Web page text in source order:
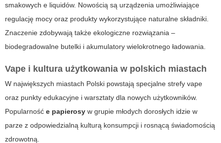
smakowych e liquidów. Nowością są urządzenia umożliwiające
regulację mocy oraz produkty wykorzystujące naturalne składniki.
Znaczenie zdobywają także ekologiczne rozwiązania –
biodegradowalne butelki i akumulatory wielokrotnego ładowania.
Vape i kultura użytkowania w polskich miastach
W największych miastach Polski powstają specjalne strefy vape
oraz punkty edukacyjne i warsztaty dla nowych użytkowników.
Popularność e papierosy w grupie młodych dorosłych idzie w
parze z odpowiedzialną kulturą konsumpcji i rosnącą świadomością
zdrowotną.